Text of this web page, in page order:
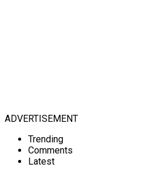
ADVERTISEMENT
Trending
Comments
Latest